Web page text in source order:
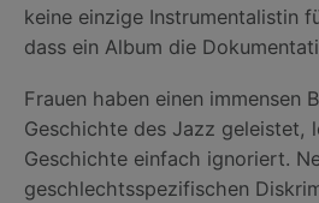
keine einzige Instrumentalistin
dass ein Album die
Frauen haben einen immensen
Geschichte des Jazz geleistet,
Geschichte einfach ignoriert.
geschlechtsspezifischen